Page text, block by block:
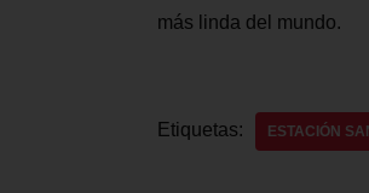
más linda del mundo.
Etiquetas: ESTACIÓN